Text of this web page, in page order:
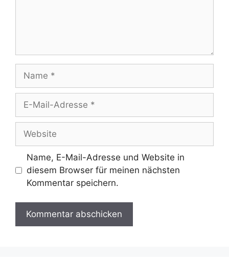
Mail-
Adresse
Name, E-Mail-Adresse und Website in
diesem Browser für meinen nächsten
Kommentar speichern.